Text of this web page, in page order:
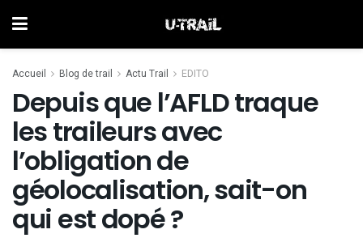
Accueil Blog de trail Actu Trail EDITO
Depuis que l’AFLD traque
les traileurs avec
l’obligation de
géolocalisation, sait-on
qui est dopé ?